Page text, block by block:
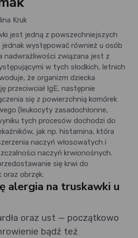
Kruk
jest jedną z powszechniejszych
jednak występować również u osób
nadwrażliwości związana jest z
w tych słodkich, letnich
że organizm dziecka
przeciwciał IgE, następnie
się z powierzchnią komórek
(leukocyty zasadochłonne,
tych procesów dochodzi do
jak np. histamina, która
naczyń włosowatych i
naczyń krwionośnych.
się krwi do
obrzęk.
alergia na truskawki u
oraz ust — początkowo
bądź też